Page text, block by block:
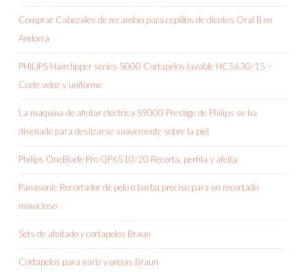
Comprar Cabezales de recambio para cepillos de dientes Oral B en
Andorra
PHILIPS Hairclipper series 5000 Cortapelos lavable HC5630/15 –
Corte veloz y uniforme
La máquina de afeitar eléctrica S9000 Prestige de Philips se ha
diseñado para deslizarse suavemente sobre la piel
Philips OneBlade Pro QP6510/20 Recorta, perfila y afeita
Panasonic Recortador de pelo o barba preciso para un recortado
minucioso
Sets de afeitado y cortapelos Braun
Cortapelos para nariz y orejas Braun